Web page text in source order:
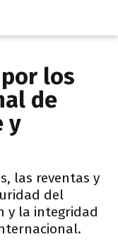
los
de
y
las reventas y
del
y la integridad